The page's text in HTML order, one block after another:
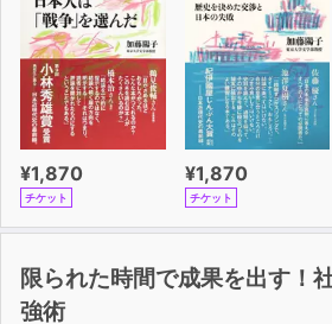
¥1,870
チケット
¥1,870
チケット
限られた時間で成果を出す！
強術